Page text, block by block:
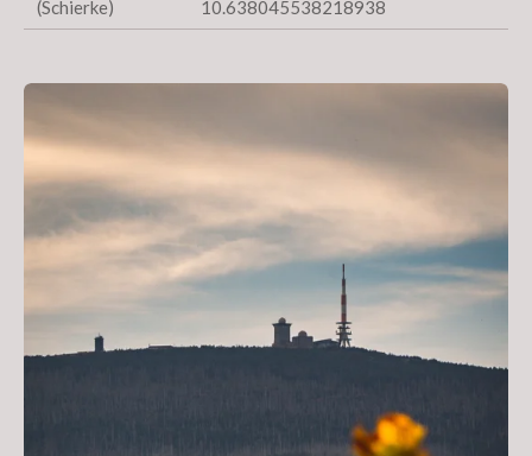
(Schierke) 10.638045538218938